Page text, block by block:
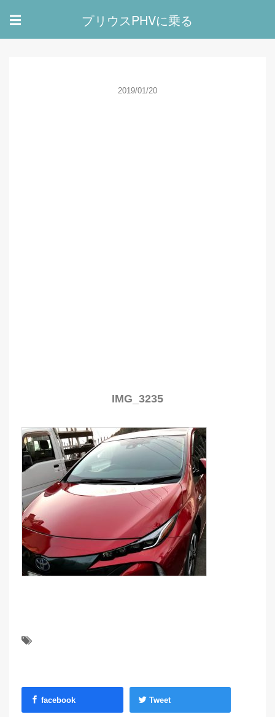
☰ プリウスPHVに乗る
2019/01/20
IMG_3235
facebook Tweet